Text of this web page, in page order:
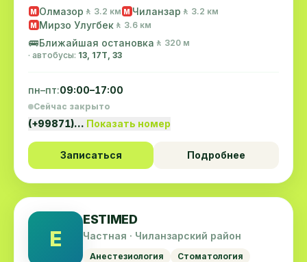
M Олмазор 🚶 3.2 км M Чиланзар 🚶 3.2 км
M Мирзо Улугбек 🚶 3.6 км
🚌Ближайшая остановка 🚶 320 м
· автобусы: 13, 17T, 33
пн–пт:09:00–17:00
Сейчас закрыто
(+99871)… Показать номер
Записаться Подробнее
E
ESTIMED
Частная · Чиланзарский район
Анестезиология
Стоматология